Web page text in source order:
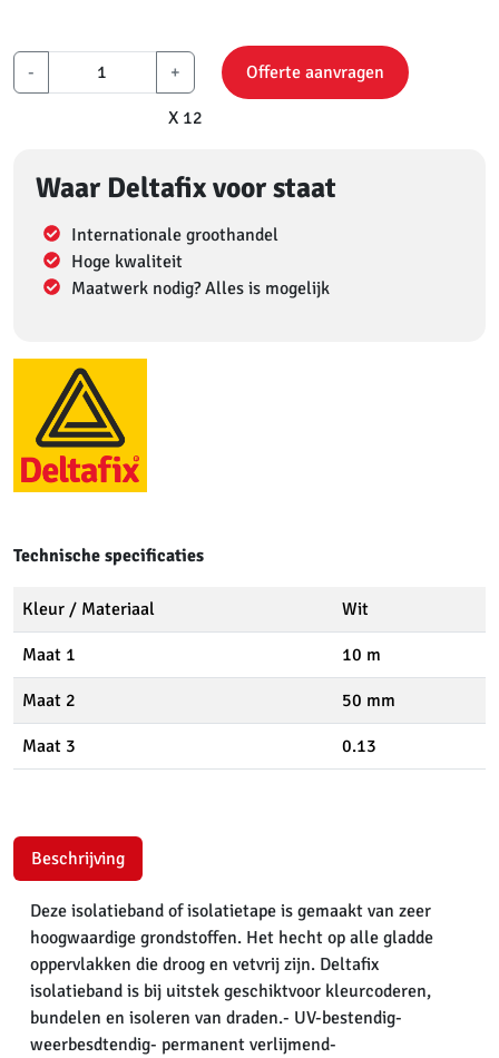
- +
X 12
Offerte aanvragen
Waar Deltafix voor staat
Internationale groothandel
Hoge kwaliteit
Maatwerk nodig? Alles is mogelijk
Technische specificaties
Kleur / Materiaal Wit
Maat 1 10 m
Maat 2 50 mm
Maat 3 0.13
Beschrijving
Deze isolatieband of isolatietape is gemaakt van zeer
hoogwaardige grondstoffen. Het hecht op alle gladde
oppervlakken die droog en vetvrij zijn. Deltafix
isolatieband is bij uitstek geschiktvoor kleurcoderen,
bundelen en isoleren van draden.- UV-bestendig-
weerbesdtendig- permanent verlijmend-